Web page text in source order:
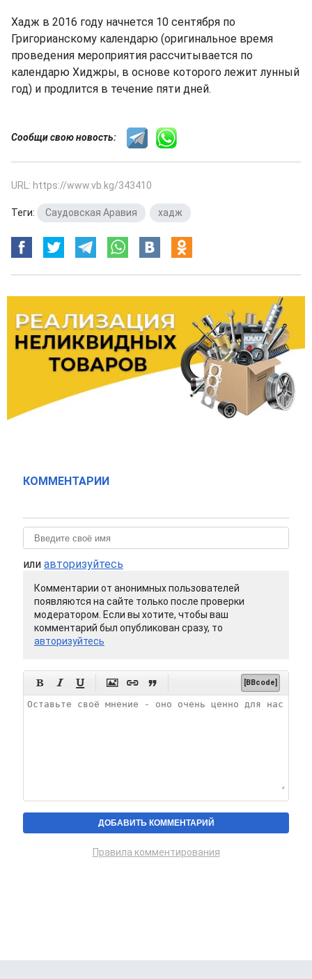
Хадж в 2016 году начнется 10 сентября по
Григорианскому календарю (оригинальное время
проведения мероприятия рассчитывается по
календарю Хиджры, в основе которого лежит лунный
год) и продлится в течение пяти дней.
Сообщи свою новость:
URL: https://www.vb.kg/343410
Теги: Саудовская Аравия хадж
КОММЕНТАРИИ
или авторизуйтесь
Комментарии от анонимных пользователей
появляются на сайте только после проверки
модератором. Если вы хотите, чтобы ваш
комментарий был опубликован сразу, то
авторизуйтесь
      [BBcode]
Правила комментирования